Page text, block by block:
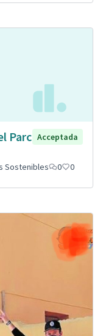
Parc Acceptada
Sostenibles 0 0